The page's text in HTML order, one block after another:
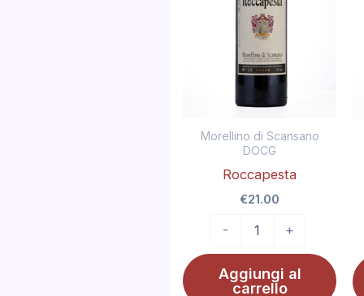
Morellino di Scansano
DOCG
Roccapesta
€21.00
- +
Aggiungi al
carrello